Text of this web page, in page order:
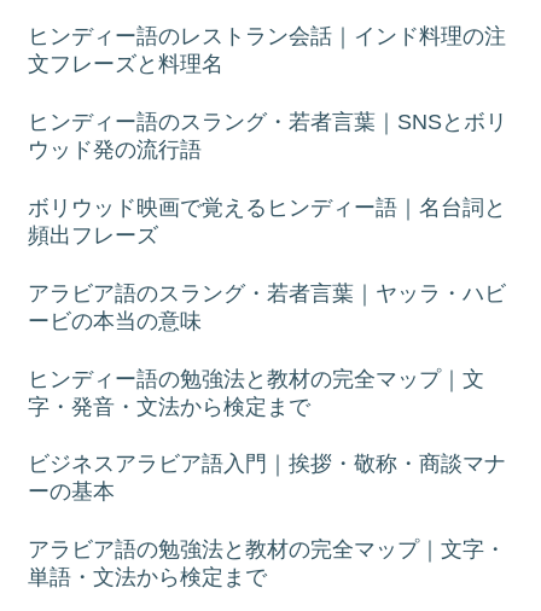
ヒンディー語のレストラン会話｜インド料理の注
文フレーズと料理名
ヒンディー語のスラング・若者言葉｜SNSとボリ
ウッド発の流行語
ボリウッド映画で覚えるヒンディー語｜名台詞と
頻出フレーズ
アラビア語のスラング・若者言葉｜ヤッラ・ハビ
ービの本当の意味
ヒンディー語の勉強法と教材の完全マップ｜文
字・発音・文法から検定まで
ビジネスアラビア語入門｜挨拶・敬称・商談マナ
ーの基本
アラビア語の勉強法と教材の完全マップ｜文字・
単語・文法から検定まで